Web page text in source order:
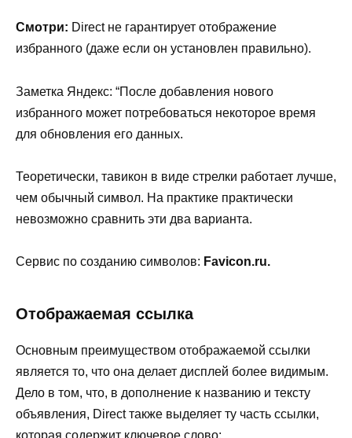
Смотри: Direct не гарантирует отображение
избранного (даже если он установлен правильно).
Заметка Яндекс: “После добавления нового
избранного может потребоваться некоторое время
для обновления его данных.
Теоретически, тавикон в виде стрелки работает лучше,
чем обычный символ. На практике практически
невозможно сравнить эти два варианта.
Сервис по созданию символов: Favicon.ru.
Отображаемая ссылка
Основным преимуществом отображаемой ссылки
является то, что она делает дисплей более видимым.
Дело в том, что, в дополнение к названию и тексту
объявления, Direct также выделяет ту часть ссылки,
которая содержит ключевое слово: